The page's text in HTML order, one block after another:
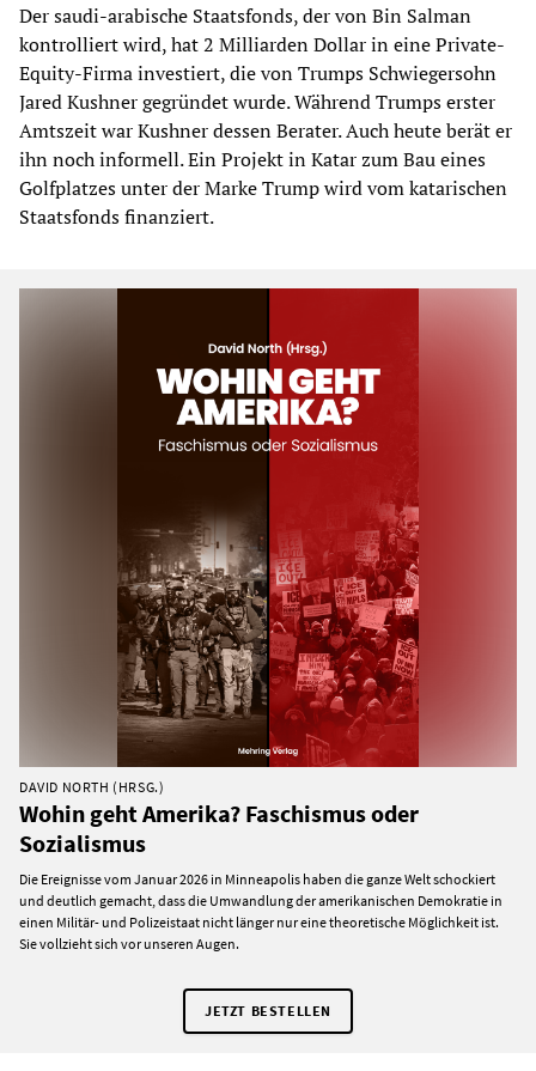
Der saudi-arabische Staatsfonds, der von Bin Salman
kontrolliert wird, hat 2 Milliarden Dollar in eine Private-
Equity-Firma investiert, die von Trumps Schwiegersohn
Jared Kushner gegründet wurde. Während Trumps erster
Amtszeit war Kushner dessen Berater. Auch heute berät er
ihn noch informell. Ein Projekt in Katar zum Bau eines
Golfplatzes unter der Marke Trump wird vom katarischen
Staatsfonds finanziert.
DAVID NORTH (HRSG.)
Wohin geht Amerika? Faschismus oder
Sozialismus
Die Ereignisse vom Januar 2026 in Minneapolis haben die ganze Welt schockiert
und deutlich gemacht, dass die Umwandlung der amerikanischen Demokratie in
einen Militär- und Polizeistaat nicht länger nur eine theoretische Möglichkeit ist.
Sie vollzieht sich vor unseren Augen.
JETZT BESTELLEN